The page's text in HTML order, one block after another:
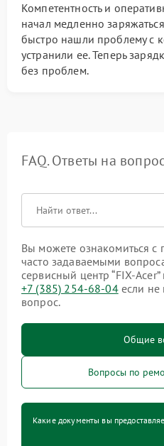
Компетентность и
начал медленно
быстро нашли проблему с
устранили ее. Теперь
без проблем.
FAQ. Ответы на
Вы можете ознакомиться
часто задаваемыми
сервисный центр “FIX-
+7 (385) 254-68-04если не
вопрос.
Общие
Вопросы по
Какие документы вы